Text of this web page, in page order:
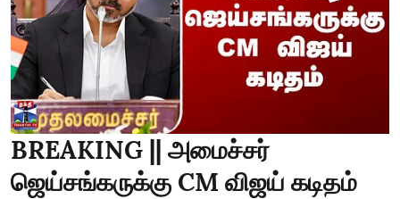
BREAKING || அமைச்சர்
ஜெய்சங்கருக்கு CM விஜய் கடிதம்